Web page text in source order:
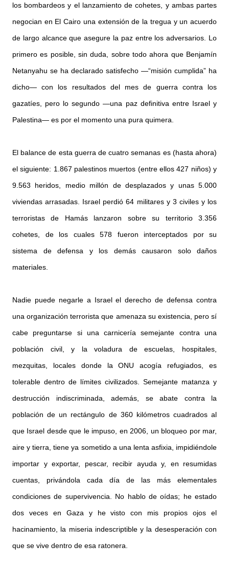
los bombardeos y el lanzamiento de cohetes, y ambas partes
negocian en El Cairo una extensión de la tregua y un acuerdo
de largo alcance que asegure la paz entre los adversarios. Lo
primero es posible, sin duda, sobre todo ahora que Benjamín
Netanyahu se ha declarado satisfecho —“misión cumplida” ha
dicho— con los resultados del mes de guerra contra los
gazatíes, pero lo segundo —una paz definitiva entre Israel y
Palestina— es por el momento una pura quimera.
El balance de esta guerra de cuatro semanas es (hasta ahora)
el siguiente: 1.867 palestinos muertos (entre ellos 427 niños) y
9.563 heridos, medio millón de desplazados y unas 5.000
viviendas arrasadas. Israel perdió 64 militares y 3 civiles y los
terroristas de Hamás lanzaron sobre su territorio 3.356
cohetes, de los cuales 578 fueron interceptados por su
sistema de defensa y los demás causaron solo daños
materiales.
Nadie puede negarle a Israel el derecho de defensa contra
una organización terrorista que amenaza su existencia, pero sí
cabe preguntarse si una carnicería semejante contra una
población civil, y la voladura de escuelas, hospitales,
mezquitas, locales donde la ONU acogía refugiados, es
tolerable dentro de límites civilizados. Semejante matanza y
destrucción indiscriminada, además, se abate contra la
población de un rectángulo de 360 kilómetros cuadrados al
que Israel desde que le impuso, en 2006, un bloqueo por mar,
aire y tierra, tiene ya sometido a una lenta asfixia, impidiéndole
importar y exportar, pescar, recibir ayuda y, en resumidas
cuentas, privándola cada día de las más elementales
condiciones de supervivencia. No hablo de oídas; he estado
dos veces en Gaza y he visto con mis propios ojos el
hacinamiento, la miseria indescriptible y la desesperación con
que se vive dentro de esa ratonera.